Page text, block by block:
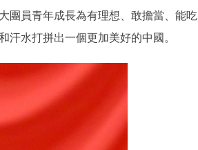
團員青年成長為有理想、敢擔當、能吃
水打拼出一個更加美好的中國。